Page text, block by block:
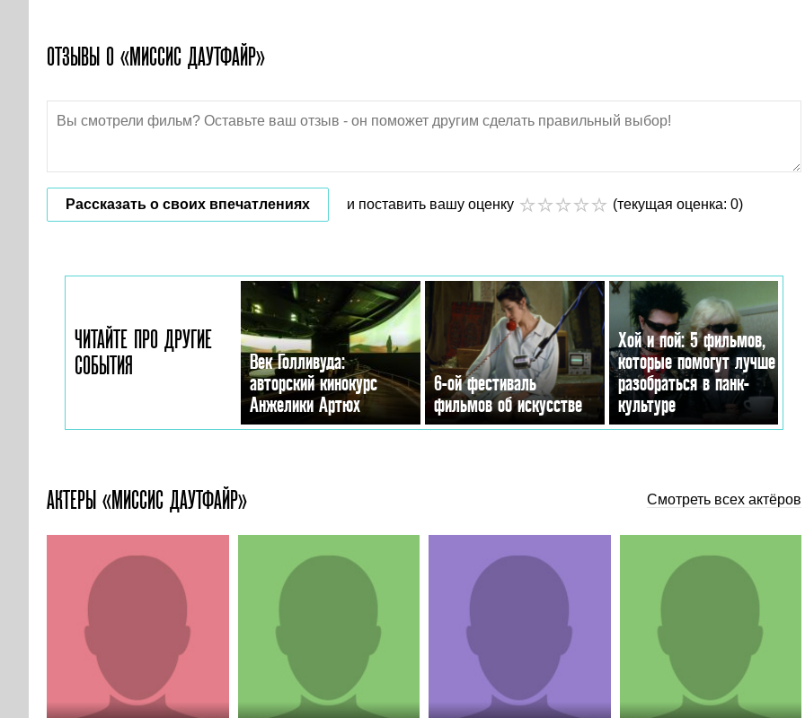
ОТЗЫВЫ О «МИССИС ДАУТФАЙР»
Рассказать о своих впечатлениях и поставить вашу оценку (текущая оценка: 0)
ЧИТАЙТЕ ПРО ДРУГИЕ
СОБЫТИЯ
Век Голливуда:
авторский кинокурс
Анжелики Артюх
6-ой фестиваль
фильмов об искусстве
Хой и пой: 5 фильмов,
которые помогут лучше
разобраться в панк-
культуре
АКТЕРЫ «МИССИС ДАУТФАЙР» Смотреть всех актёров